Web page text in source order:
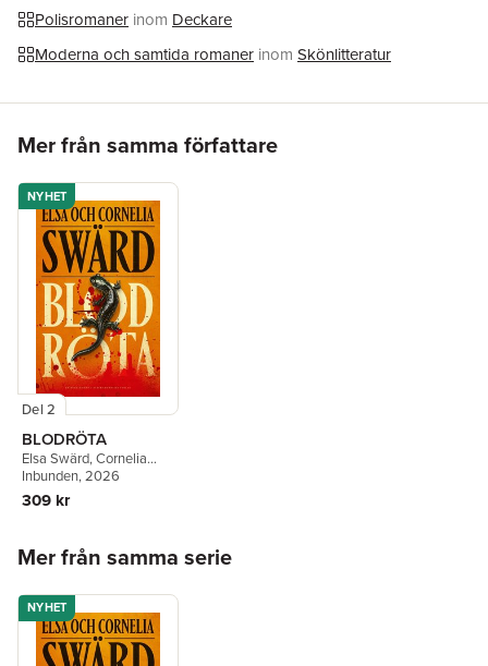
Polisromaner inom Deckare
Moderna och samtida romaner inom Skönlitteratur
Mer från samma författare
NYHET
Del 2
BLODRÖTA
Elsa Swärd,Cornelia
Swärd
Inbunden, 2026
309 kr
Mer från samma serie
NYHET